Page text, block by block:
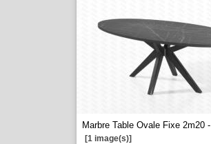
Marbre Table Ovale Fixe 2m20 -
[1 image(s)]